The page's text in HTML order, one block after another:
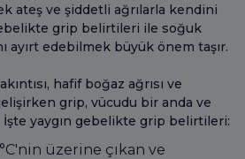
ateş ve şiddetli ağrılarla kendini
grip belirtileri ile soğuk
ayırt edebilmek büyük önem taşır.
hafif boğaz ağrısı ve
grip, vücudu bir anda ve
yaygın gebelikte grip belirtileri:
üzerine çıkan ve